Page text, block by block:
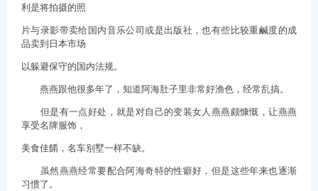
利是将拍摄的照
片与录影带卖给国内音乐公司或是出版社，也有些比较重鹹度的成
品卖到日本市场
以躲避保守的国内法规。
燕燕跟他很多年了，知道阿海肚子里非常好渔色，经常乱搞。
但是有一点好处，就是对自己的变装女人燕燕颇慷慨，让燕燕
享受名牌服饰，
美食佳餚，名车别墅一样不缺。
虽然燕燕经常要配合阿海奇特的性癖好，但是这些年来也逐渐
习惯了。